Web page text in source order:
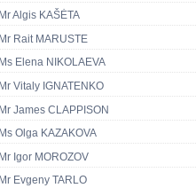
Mr Algis KAŠĖTA
Mr Rait MARUSTE
Ms Elena NIKOLAEVA
Mr Vitaly IGNATENKO
Mr James CLAPPISON
Ms Olga KAZAKOVA
Mr Igor MOROZOV
Mr Evgeny TARLO